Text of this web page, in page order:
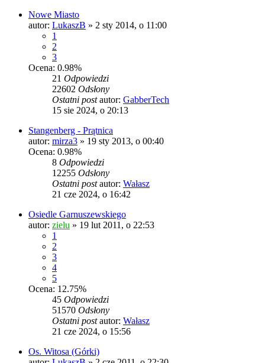
Nowe Miasto
autor: LukaszB » 2 sty 2014, o 11:00
1
2
3
Ocena: 0.98%
21 Odpowiedzi
22602 Odsłony
Ostatni postautor: GabberTech
15 sie 2024, o 20:13
Stangenberg - Prątnica
autor: mirza3 » 19 sty 2013, o 00:40
Ocena: 0.98%
8 Odpowiedzi
12255 Odsłony
Ostatni postautor: Wałasz
21 cze 2024, o 16:42
Osiedle Garnuszewskiego
autor: zielu » 19 lut 2011, o 22:53
1
2
3
4
5
Ocena: 12.75%
45 Odpowiedzi
51570 Odsłony
Ostatni postautor: Wałasz
21 cze 2024, o 15:56
Os. Witosa (Górki)